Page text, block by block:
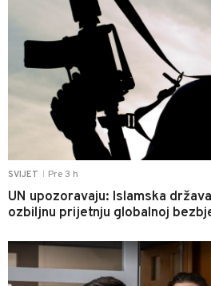
SVIJET Pre 3 h
UN upozoravaju: Islamska
ozbiljnu prijetnju globalnoj